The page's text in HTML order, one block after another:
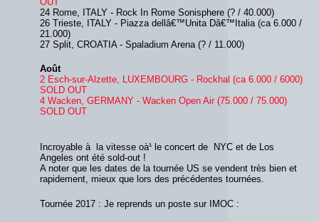
24 Rome, ITALY - Rock In Rome Sonisphere (? / 40.000)
26 Trieste, ITALY - Piazza dellâ€™Unita Dâ€™Italia (ca 6.000 /
21.000)
27 Split, CROATIA - Spaladium Arena (? / 11.000)
Août
2 Esch-sur-Alzette, LUXEMBOURG - Rockhal (ca 6.000 / 6000)
SOLD OUT
4 Wacken, GERMANY - Wacken Open Air (75.000 / 75.000)
SOLD OUT
Incroyable à la vitesse oà¹ le concert de NYC et de Los
Angeles ont été sold-out !
A noter que les dates de la tournée US se vendent très bien et
rapidement, mieux que lors des précédentes tournées.
Tournée 2017 : Je reprends un poste sur IMOC :